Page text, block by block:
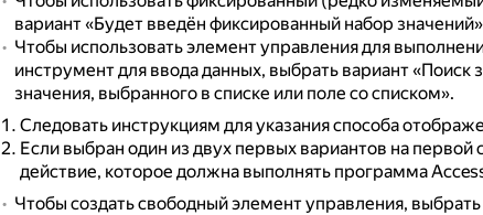
вариант «Будет введён фиксированный набор
Чтобы использовать элемент управления для
инструмент для ввода данных, выбрать вариант «Поиск
значения, выбранного в списке или поле со списком».
Следовать инструкциям для указания способа
Если выбран один из двух первых вариантов на первой
действие, которое должна выполнять программа
Чтобы создать свободный элемент управления,